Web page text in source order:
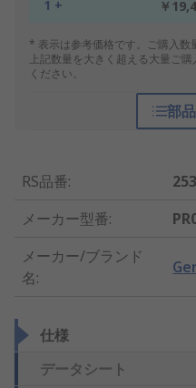
1 + ￥
* 表示は参考価格です。ご購入数
上記数量を大きく超える大量ご
ください。
部
RS品番:
メーカー型番:
メーカー/ブランド
名:
仕様
データシート